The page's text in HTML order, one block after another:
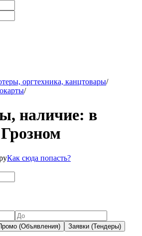
оргтехника, канцтовары/
/
наличие: в
Как сюда попасть?
(Объявления)
Заявки (Тендеры)